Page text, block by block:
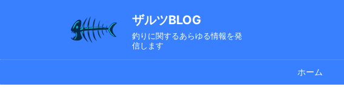
ザルツBLOG
釣りに関するあらゆる情報を発
信します
ホーム